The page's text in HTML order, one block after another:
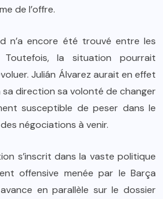
de l’offre.
n’a encore été trouvé entre les
Toutefois, la situation pourrait
Julián Álvarez aurait en effet
sa direction sa volonté de changer
susceptible de peser dans le
négociations à venir.
s’inscrit dans la vaste politique
offensive menée par le Barça
en parallèle sur le dossier